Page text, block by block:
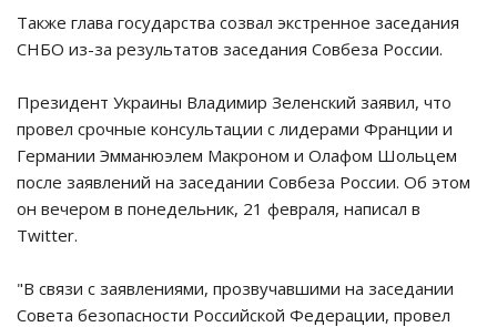
Также глава государства созвал экстренное заседания
СНБО из-за результатов заседания Совбеза России.
Президент Украины Владимир Зеленский заявил, что
провел срочные консультации с лидерами Франции и
Германии Эмманюэлем Макроном и Олафом Шольцем
после заявлений на заседании Совбеза России. Об этом
он вечером в понедельник, 21 февраля, написал в
Twitter.
"В связи с заявлениями, прозвучавшими на заседании
Совета безопасности Российской Федерации, провел